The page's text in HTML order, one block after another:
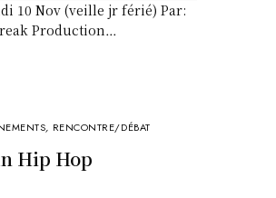
fullscreen
10 Nov (veille jr férié) Par:
Production…
, RENCONTRE/DÉBAT
Hip Hop